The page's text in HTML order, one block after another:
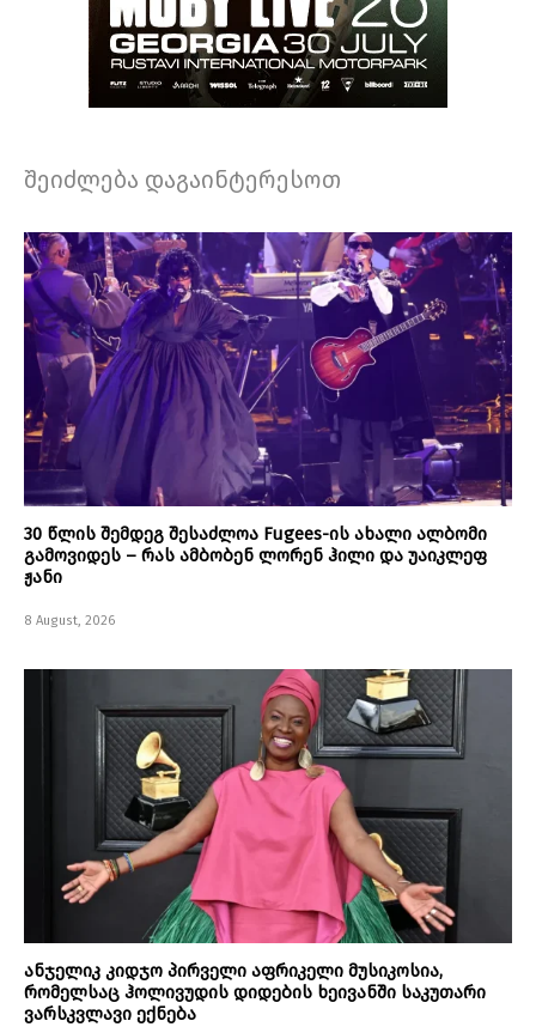
შეიძლება დაგაინტერესოთ
30 წლის შემდეგ შესაძლოა Fugees-ის ახალი ალბომი
გამოვიდეს – რას ამბობენ ლორენ ჰილი და უაიკლეფ
ჟანი
8 August, 2026
ანჯელიკ კიდჯო პირველი აფრიკელი მუსიკოსია,
რომელსაც ჰოლივუდის დიდების ხეივანში საკუთარი
ვარსკვლავი ექნება